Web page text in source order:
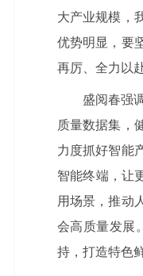
大产业规模，
优势明显，要
再厉、全力以
盛阅春强
质量数据集，
力度抓好智能
智能终端，让
用场景，推动
会高质量发展
持，打造特色